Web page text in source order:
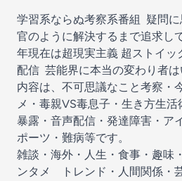
学習系ならぬ考察系番組 疑問
官のように解決するまで追求
年現在は超現実主義 超ストイッ
配信 芸能界に本当の変わり者は
内容は、不可思議なこと考察・
メ・毒親VS毒息子・生き方生
暴露・音声配信・発達障害・ア
ポーツ・難病等です。
雑談・海外・人生・食事・趣味
ンタメ トレンド・人間関係・